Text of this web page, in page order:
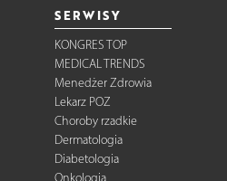
SERWISY
KONGRES TOP
MEDICAL TRENDS
Menedżer Zdrowia
Lekarz POZ
Choroby rzadkie
Dermatologia
Diabetologia
Onkologia